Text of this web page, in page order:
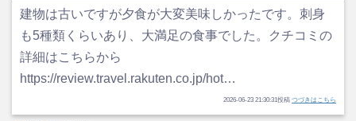
建物は古いですが夕食が大変美味しかったです。刺身
も5種類くらいあり、大満足の食事でした。クチコミの
詳細はこちらから
https://review.travel.rakuten.co.jp/hot…
2026-06-23 21:30:31投稿 つづきはこちら